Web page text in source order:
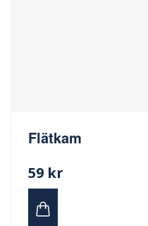
Flätkam
59 kr